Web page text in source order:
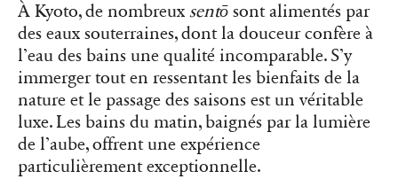
À Kyoto, de nombreux sentō sont alimentés par
des eaux souterraines, dont la douceur confère à
l’eau des bains une qualité incomparable. S’y
immerger tout en ressentant les bienfaits de la
nature et le passage des saisons est un véritable
luxe. Les bains du matin, baignés par la lumière
de l’aube, offrent une expérience
particulièrement exceptionnelle.